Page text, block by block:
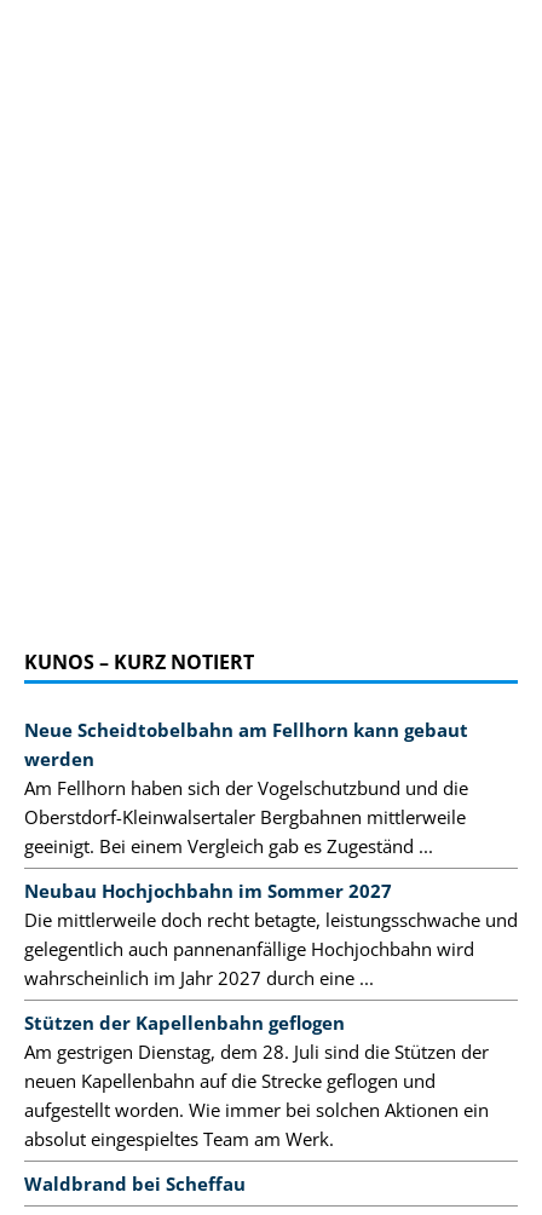
KUNOS – KURZ NOTIERT
Neue Scheidtobelbahn am Fellhorn kann gebaut
werden
Am Fellhorn haben sich der Vogelschutzbund und die
Oberstdorf-Kleinwalsertaler Bergbahnen mittlerweile
geeinigt. Bei einem Vergleich gab es Zugeständ ...
Neubau Hochjochbahn im Sommer 2027
Die mittlerweile doch recht betagte, leistungsschwache und
gelegentlich auch pannenanfällige Hochjochbahn wird
wahrscheinlich im Jahr 2027 durch eine ...
Stützen der Kapellenbahn geflogen
Am gestrigen Dienstag, dem 28. Juli sind die Stützen der
neuen Kapellenbahn auf die Strecke geflogen und
aufgestellt worden. Wie immer bei solchen Aktionen ein
absolut eingespieltes Team am Werk.
Waldbrand bei Scheffau